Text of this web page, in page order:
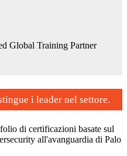
i leader nel settore.
di certificazioni basate sul
all'avanguardia di Palo